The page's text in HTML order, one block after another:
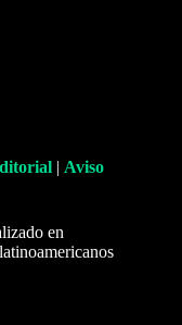
| Aviso
en